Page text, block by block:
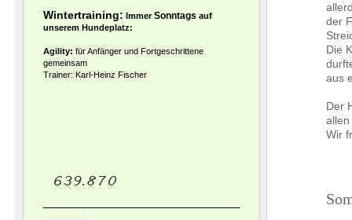
Wintertraining: ImmerSonntags auf
unserem Hundeplatz:
Agility: für Anfänger und Fortgeschrittene
gemeinsam
Trainer: Karl-Heinz Fischer
der
Die
aus
Der
Wir